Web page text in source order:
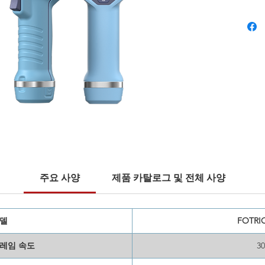
는 열
측정
주요 사양 제품 카탈로그 및 전체 사양
임 속도